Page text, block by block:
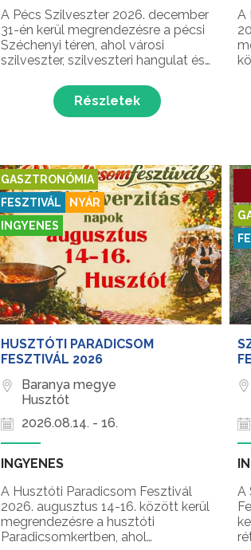
A Pécs Szilveszter 2026. december
31-én kerül megrendezésre a pécsi
Széchenyi téren, ahol városi
szilveszter, szilveszteri hangulat és
Részletek
A
GASZTRONÓMIA
FESZTIVÁL
NYÁR
INGYENES
HUSZTÓTI PARADICSOM
FESZTIVÁL 2026
Baranya megye
Husztót
2026.08.14. - 16.
INGYENES
A Husztóti Paradicsom Fesztivál
2026. augusztus 14-16. között kerül
megrendezésre a husztóti
Paradicsomkertben, ahol
A